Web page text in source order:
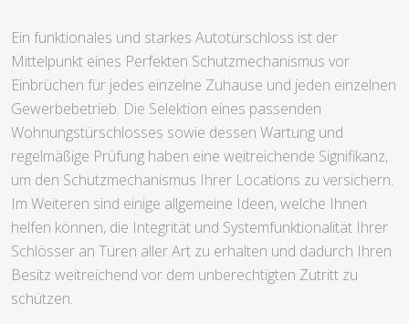
Ein funktionales und starkes Autotürschloss ist der
Mittelpunkt eines Perfekten Schutzmechanismus vor
Einbrüchen für jedes einzelne Zuhause und jeden einzelnen
Gewerbebetrieb. Die Selektion eines passenden
Wohnungstürschlosses sowie dessen Wartung und
regelmäßige Prüfung haben eine weitreichende Signifikanz,
um den Schutzmechanismus Ihrer Locations zu versichern.
Im Weiteren sind einige allgemeine Ideen, welche Ihnen
helfen können, die Integrität und Systemfunktionalität Ihrer
Schlösser an Türen aller Art zu erhalten und dadurch Ihren
Besitz weitreichend vor dem unberechtigten Zutritt zu
schützen.